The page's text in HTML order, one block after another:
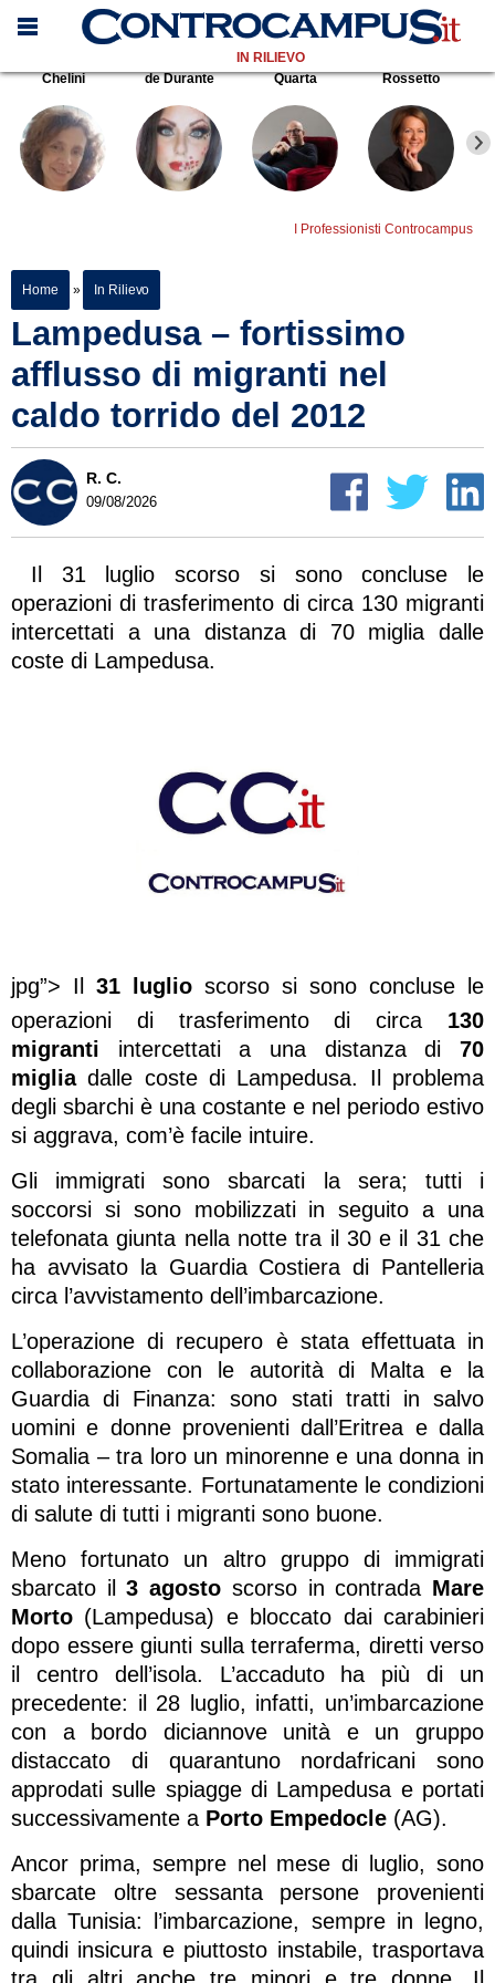
IN RILIEVO
Chelini
de Durante Quarta Rossetto
I Professionisti Controcampus
Home » In Rilievo
Lampedusa – fortissimo
afflusso di migranti nel
caldo torrido del 2012
R. C.
09/08/2026
Il 31 luglio scorso si sono concluse le
operazioni di trasferimento di circa 130 migranti
intercettati a una distanza di 70 miglia dalle
coste di Lampedusa.
jpg”> Il 31 luglio scorso si sono concluse le
operazioni di trasferimento di circa 130
migranti intercettati a una distanza di 70
migliadalle coste di Lampedusa. Il problema
degli sbarchi è una costante e nel periodo estivo
si aggrava, com’è facile intuire.
Gli immigrati sono sbarcati la sera; tutti i
soccorsi si sono mobilizzati in seguito a una
telefonata giunta nella notte tra il 30 e il 31 che
ha avvisato la Guardia Costiera di Pantelleria
circa l’avvistamento dell’imbarcazione.
L’operazione di recupero è stata effettuata in
collaborazione con le autorità di Malta e la
Guardia di Finanza: sono stati tratti in salvo
uomini e donne provenienti dall’Eritrea e dalla
Somalia – tra loro un minorenne e una donna in
stato interessante. Fortunatamente le condizioni
di salute di tutti i migranti sono buone.
Meno fortunato un altro gruppo di immigrati
sbarcato il3 agosto scorso in contrada Mare
Morto (Lampedusa) e bloccato dai carabinieri
dopo essere giunti sulla terraferma, diretti verso
il centro dell’isola. L’accaduto ha più di un
precedente: il 28 luglio, infatti, un’imbarcazione
con a bordo diciannove unità e un gruppo
distaccato di quarantuno nordafricani sono
approdati sulle spiagge di Lampedusa e portati
successivamente a Porto Empedocle (AG).
Ancor prima, sempre nel mese di luglio, sono
sbarcate oltre sessanta persone provenienti
dalla Tunisia: l’imbarcazione, sempre in legno,
quindi insicura e piuttosto instabile, trasportava